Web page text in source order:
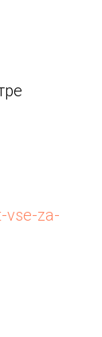
vse-za-